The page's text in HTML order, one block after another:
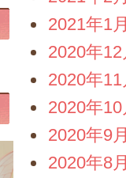
2021年1
2020年12
2020年11
2020年10
2020年9
2020年8